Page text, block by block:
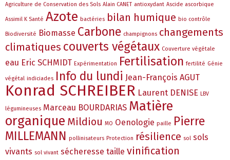
Agriculture de Conservation des Sols Alain CANET antioxydant Ascide ascorbique
Assimil K Santé Azote bactéries bilan humique bio contrôle
Biodiversité Biomasse Carbone champignons changements
climatiques couverts végétaux Couverture végétale
eau Eric SCHMIDT Expérimentation Fertilisation fertilité Génie
végétal indiciades Info du lundi Jean-François AGUT
Konrad SCHREIBER Laurent DENISE LBV
légumineuses Marceau BOURDARIAS Matière
organique Mildiou MO Oenologie paille Pierre
MILLEMANN pollinisateurs Protection résilience sol sols
vivants sol vivant sécheresse taille vinification